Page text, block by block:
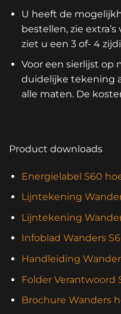
U heeft de
bestellen, zie
ziet u een 3 of- 4
Voor een sierlijst op
duidelijke tekening
alle maten. De
Product downloads
Energielabel S60
Lijntekening
Lijntekening
Infoblad Wanders
Handleiding
Folder Verantwoord
Brochure Wanders